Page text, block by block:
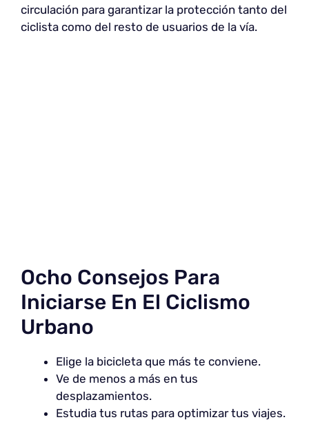
circulación para garantizar la protección tanto del
ciclista como del resto de usuarios de la vía.
Ocho Consejos Para
Iniciarse En El Ciclismo
Urbano
Elige la bicicleta que más te conviene.
Ve de menos a más en tus
desplazamientos.
Estudia tus rutas para optimizar tus viajes.